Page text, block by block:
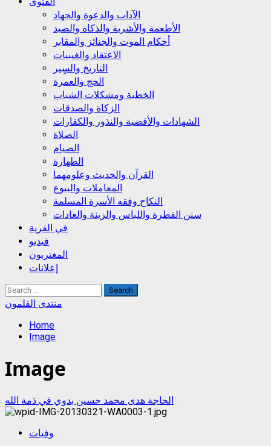
الآداب والدعوة والجهاد
الأطعمة والأشربة والذكاة والصيد
أحكام الموت والجنائز والمقابر
الاعتقاد والغيبيات
التاريخ والسٍير
الحج والعمرة
الخطبة ومشكلات الشباب
الزكاة والصدقات
الشهادات والأقضية والنذور والكفارات
الصلاة
الصيام
الطهارة
القرآن والحديث وعلومهما
المعاملات والبيوع
النكاح وفقه الأسرة المسلمة
سنن الفطرة واللباس والزينة والعادات
في القرية
فيديو
المغتربون
إعلانات
Search
for:
منتدى القلمون
Home
Image
Image
الحاجة هدى محمد حسين بدوي في ذمة الله
وفيات